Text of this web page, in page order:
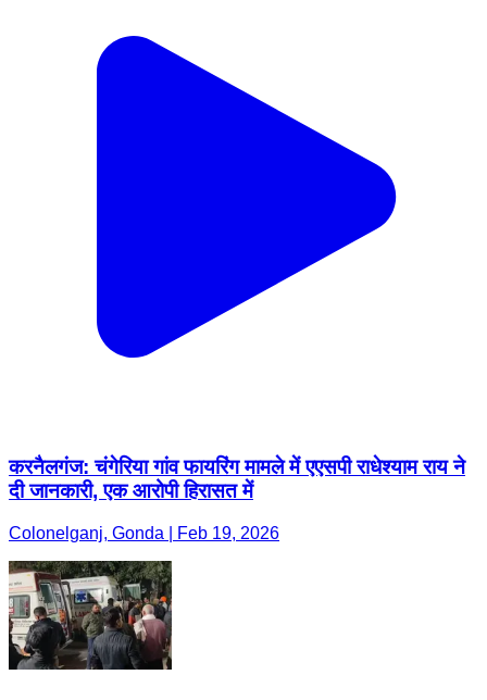
करनैलगंज: चंगेरिया गांव फायरिंग मामले में एएसपी राधेश्याम राय ने
दी जानकारी, एक आरोपी हिरासत में
Colonelganj, Gonda | Feb 19, 2026